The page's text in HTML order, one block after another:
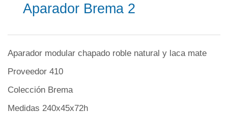
Aparador Brema 2
Aparador modular chapado roble natural y laca mate
Proveedor 410
Colección Brema
Medidas 240x45x72h